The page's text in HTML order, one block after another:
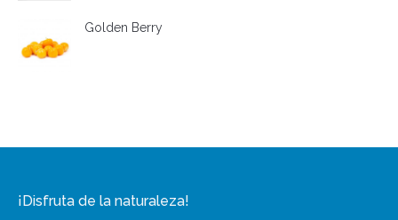
Golden Berry
¡Disfruta de la naturaleza!